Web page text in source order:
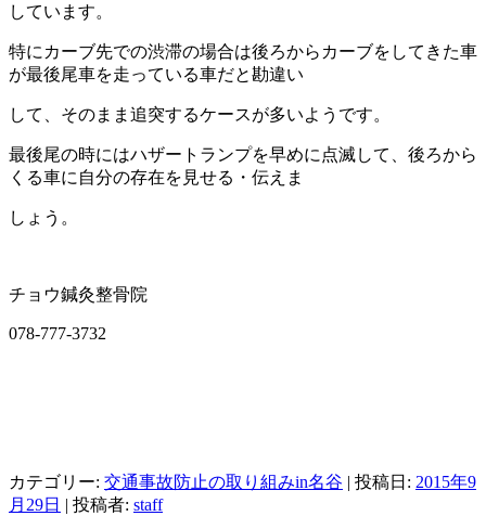
しています。
特にカーブ先での渋滞の場合は後ろからカーブをしてきた車
が最後尾車を走っている車だと勘違い
して、そのまま追突するケースが多いようです。
最後尾の時にはハザートランプを早めに点滅して、後ろから
くる車に自分の存在を見せる・伝えま
しょう。
チョウ鍼灸整骨院
078-777-3732
カテゴリー: 交通事故防止の取り組みin名谷 | 投稿日: 2015年9
月29日 | 投稿者: staff